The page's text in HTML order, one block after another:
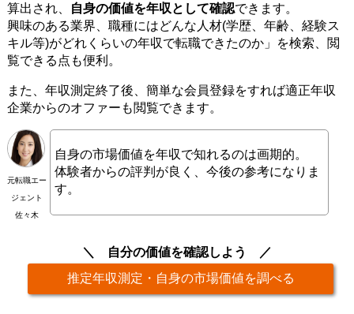
算出され、
自身の価値を年収として確認できます。
興味のある業界、職種にはどんな人材(学歴、年齢、経験ス
キル等)がどれくらいの年収で転職できたのか」を検索、閲
覧できる点も便利。
また、年収測定終了後、簡単な会員登録をすれば適正年収
企業からのオファーも閲覧できます。
元転職エー
ジェント
佐々木
自身の市場価値を年収で知れるのは画期的。
体験者からの評判が良く、今後の参考になりま
す。
自分の価値を確認しよう
推定年収測定・自身の市場価値を調べる